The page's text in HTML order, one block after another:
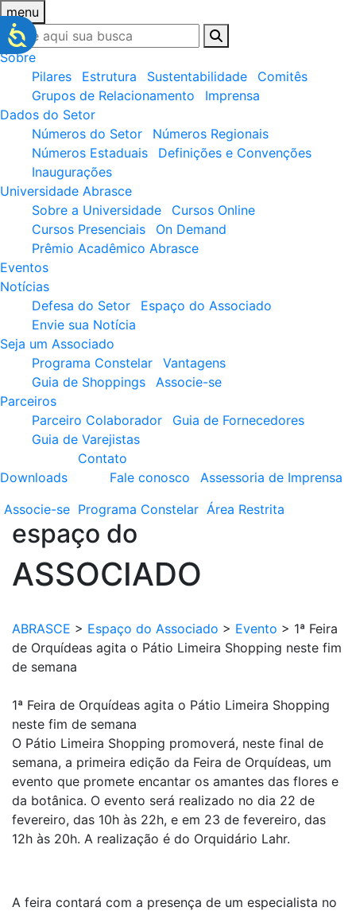
menu
Sobre
Pilares
Estrutura Sustentabilidade
Comitês
Grupos de Relacionamento
Imprensa
Dados do Setor
Números do Setor
Números Regionais
Números Estaduais
Definições e Convenções
Inaugurações
Universidade Abrasce
Sobre a Universidade
Cursos Online
Cursos Presenciais
On Demand
Prêmio Acadêmico Abrasce
Eventos
Notícias
Defesa do Setor
Espaço do Associado
Envie sua Notícia
Seja um Associado
Programa Constelar
Vantagens
Guia de Shoppings
Associe-se
Parceiros
Parceiro Colaborador
Guia de Fornecedores
Guia de Varejistas
Downloads
Contato
Fale conosco
Assessoria de Imprensa
Associe-se Programa Constelar Área Restrita
espaço do
ASSOCIADO
ABRASCE > Espaço do Associado > Evento > 1ª Feira
de Orquídeas agita o Pátio Limeira Shopping neste fim
de semana
1ª Feira de Orquídeas agita o Pátio Limeira Shopping
neste fim de semana
O Pátio Limeira Shopping promoverá, neste final de
semana, a primeira edição da Feira de Orquídeas, um
evento que promete encantar os amantes das flores e
da botânica. O evento será realizado no dia 22 de
fevereiro, das 10h às 22h, e em 23 de fevereiro, das
12h às 20h. A realização é do Orquidário Lahr.
A feira contará com a presença de um especialista no